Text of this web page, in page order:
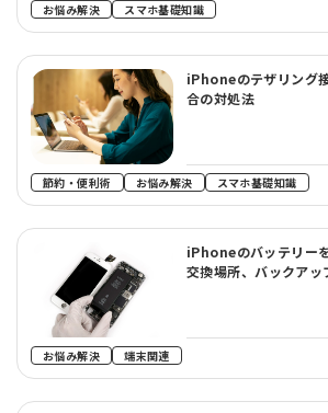
お悩み解決 スマホ基礎知識
iPhoneのテザリング
合の対処法
節約・便利術 お悩み解決 スマホ基礎知識
iPhoneのバッテリー
交換場所、バックアッ
お悩み解決 端末関連